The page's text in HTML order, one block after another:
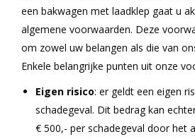
een bakwagen met laadklep gaat u
algemene voorwaarden. Deze
om zowel uw belangen als die van
Enkele belangrijke punten uit onze
Eigen risico: er geldt een eigen
schadegeval. Dit bedrag kan
€ 500,- per schadegeval door het